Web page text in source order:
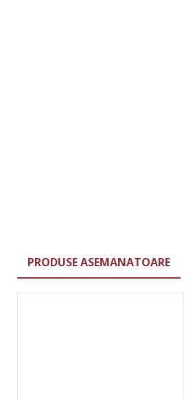
PRODUSE ASEMANATOARE